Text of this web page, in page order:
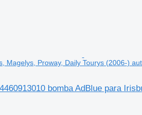
Magelys, Proway, Daily Tourys (2006-)
bomba AdBlue para